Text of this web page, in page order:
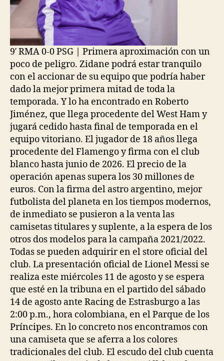
9′ RMA 0-0 PSG | Primera aproximación con un
poco de peligro. Zidane podrá estar tranquilo
con el accionar de su equipo que podría haber
dado la mejor primera mitad de toda la
temporada. Y lo ha encontrado en Roberto
Jiménez, que llega procedente del West Ham y
jugará cedido hasta final de temporada en el
equipo vitoriano. El jugador de 18 años llega
procedente del Flamengo y firma con el club
blanco hasta junio de 2026. El precio de la
operación apenas supera los 30 millones de
euros. Con la firma del astro argentino, mejor
futbolista del planeta en los tiempos modernos,
de inmediato se pusieron a la venta las
camisetas titulares y suplente, a la espera de los
otros dos modelos para la campaña 2021/2022.
Todas se pueden adquirir en el store oficial del
club. La presentación oficial de Lionel Messi se
realiza este miércoles 11 de agosto y se espera
que esté en la tribuna en el partido del sábado
14 de agosto ante Racing de Estrasburgo a las
2:00 p.m., hora colombiana, en el Parque de los
Príncipes. En lo concreto nos encontramos con
una camiseta que se aferra a los colores
tradicionales del club. El escudo del club cuenta